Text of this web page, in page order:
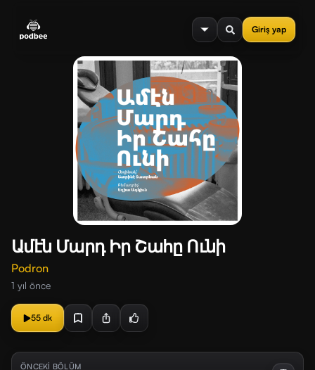
Giriş yap
menu
Ամէն Մարդ Իր Շահը Ունի
Podron
1 yıl önce
55 dk
ÖNCEKİ BÖLÜM